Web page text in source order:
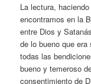
La lectura,
encontramos en la
entre Dios y
de lo bueno que
todas las
bueno y temeroso
consentimiento de